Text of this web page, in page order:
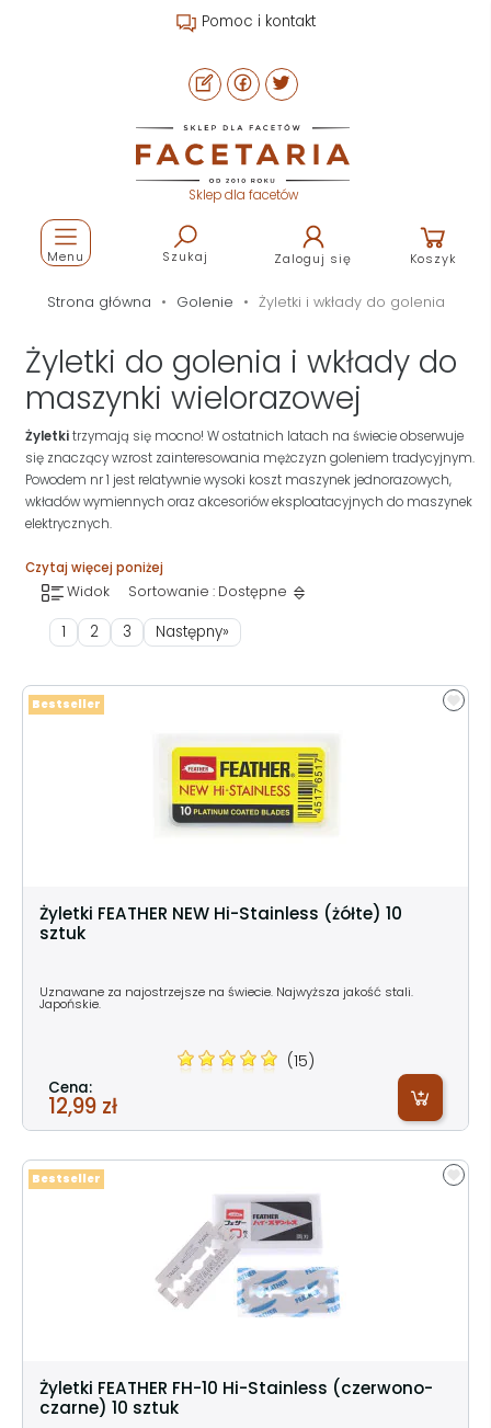
Pomoc i kontakt
Sklep dla facetów
Szukaj Zaloguj się Koszyk
Menu
Strona główna Golenie Żyletki i wkłady do golenia
Żyletki do golenia i wkłady do
maszynki wielorazowej
Żyletkitrzymają się mocno! W ostatnich latach na świecie obserwuje
się znaczący wzrost zainteresowania mężczyzn goleniem tradycyjnym.
Powodem nr 1 jest relatywnie wysoki koszt maszynek jednorazowych,
wkładów wymiennych oraz akcesoriów eksploatacyjnych do maszynek
elektrycznych.
Czytaj więcej poniżej
Widok Sortowanie : Dostępne
1 2 3 Następny»
Żyletki FEATHER NEW Hi-Stainless (żółte) 10
sztuk
Uznawane za najostrzejsze na świecie. Najwyższa jakość stali.
Japońskie.
(15)
Cena:
12,99 zł
Bestseller
Żyletki FEATHER FH-10 Hi-Stainless (czerwono-
czarne) 10 sztuk
Bestseller